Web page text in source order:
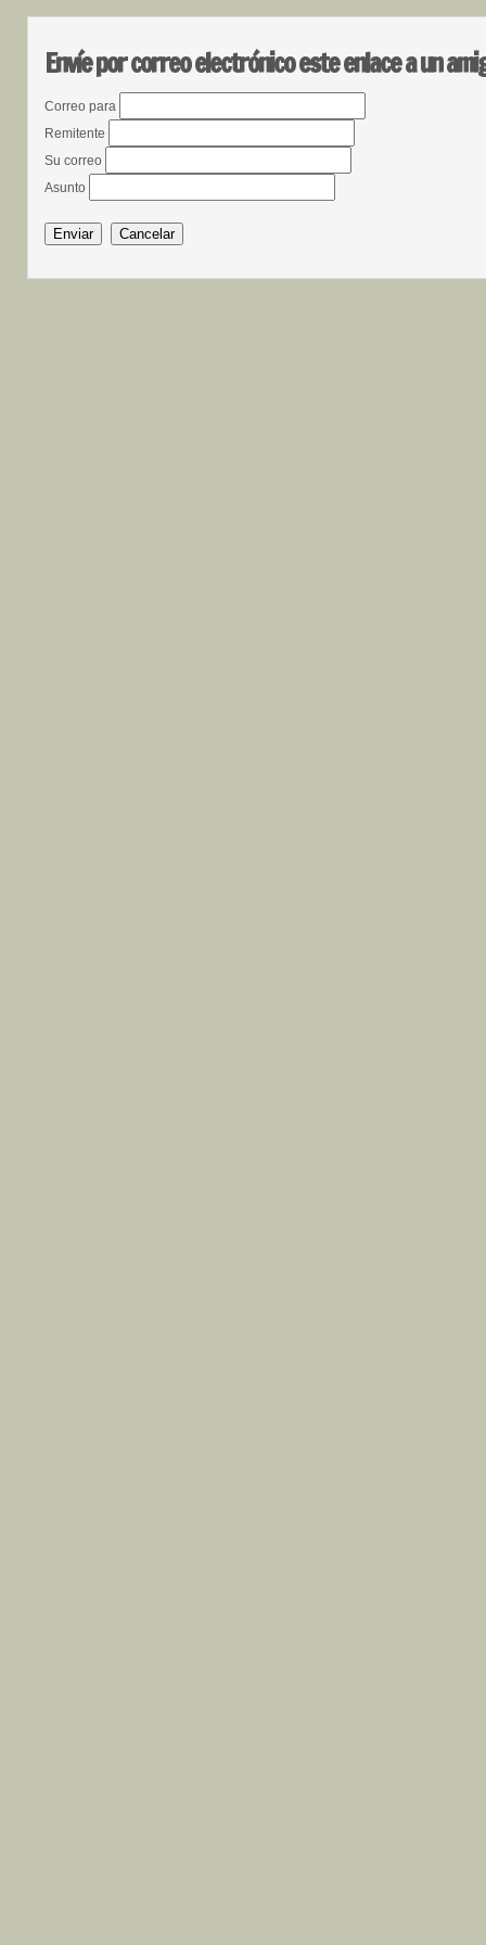
Envíe por correo electrónico este enlace a un
Correo para
Remitente
Su correo
Asunto
Enviar Cancelar